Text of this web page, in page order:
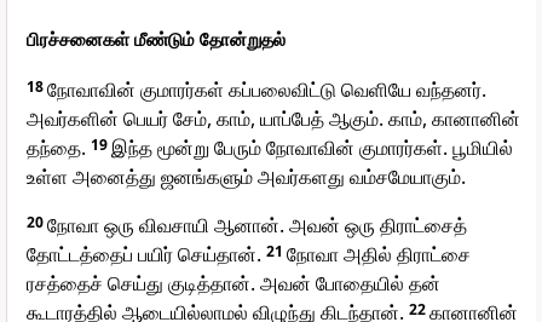
பிரச்சனைகள் மீண்டும் தோன்றுதல்
18நோவாவின் குமாரர்கள் கப்பலைவிட்டு வெளியே வந்தனர்.
அவர்களின் பெயர் சேம், காம், யாப்பேத் ஆகும். காம், கானானின்
தந்தை. 19இந்த மூன்று பேரும் நோவாவின் குமாரர்கள். பூமியில்
உள்ள அனைத்து ஜனங்களும் அவர்களது வம்சமேயாகும்.
20நோவா ஒரு விவசாயி ஆனான். அவன் ஒரு திராட்சைத்
தோட்டத்தைப் பயிர் செய்தான். 21 நோவா அதில் திராட்சை
ரசத்தைச் செய்து குடித்தான். அவன் போதையில் தன்
கூடாரத்தில் ஆடையில்லாமல் விழுந்து கிடந்தான். 22கானானின்